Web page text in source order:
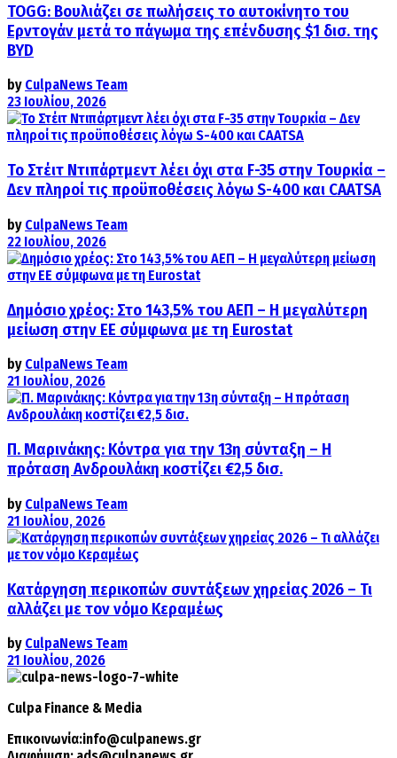
TOGG: Βουλιάζει σε πωλήσεις το αυτοκίνητο του
Ερντογάν μετά το πάγωμα της επένδυσης $1 δισ. της
BYD
by CulpaNews Team
23 Ιουλίου, 2026
Το Στέιτ Ντιπάρτμεντ λέει όχι στα F-35 στην Τουρκία –
Δεν πληροί τις προϋποθέσεις λόγω S-400 και CAATSA
by CulpaNews Team
22 Ιουλίου, 2026
Δημόσιο χρέος: Στο 143,5% του ΑΕΠ – Η μεγαλύτερη
μείωση στην ΕΕ σύμφωνα με τη Eurostat
by CulpaNews Team
21 Ιουλίου, 2026
Π. Μαρινάκης: Κόντρα για την 13η σύνταξη – Η
πρόταση Ανδρουλάκη κοστίζει €2,5 δισ.
by CulpaNews Team
21 Ιουλίου, 2026
Κατάργηση περικοπών συντάξεων χηρείας 2026 – Τι
αλλάζει με τον νόμο Κεραμέως
by CulpaNews Team
21 Ιουλίου, 2026
Culpa Finance & Media
Επικοινωνία:info@culpanews.gr